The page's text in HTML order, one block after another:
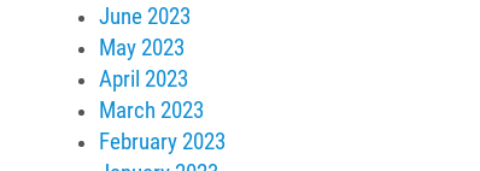
June 2023
May 2023
April 2023
March 2023
February 2023